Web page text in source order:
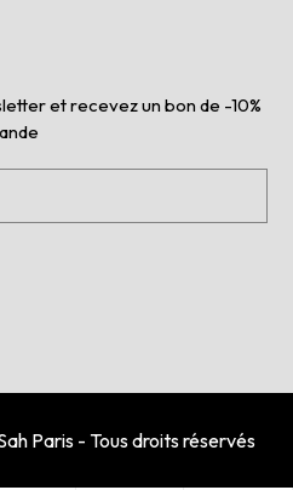
et recevez un bon de -10%
Paris - Tous droits réservés